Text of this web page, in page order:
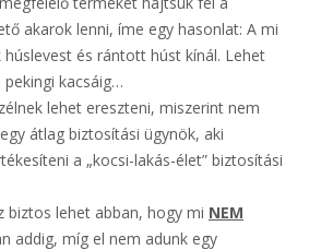
akarok lenni, íme egy hasonlat: A mi
húslevest és rántott húst kínál. Lehet
kacsáig…
lehet ereszteni, miszerint nem
átlag biztosítási ügynök, aki
a „kocsi-lakás-élet” biztosítási
biztos lehet abban, hogy mi NEM
addig, míg el nem adunk egy